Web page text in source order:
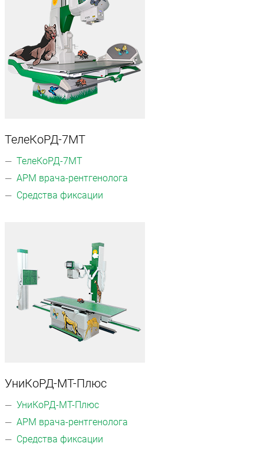
ТелеКоРД-7МТ
ТелеКоРД-7МТ
АРМ врача-рентгенолога
Средства фиксации
УниКоРД-МТ-Плюс
УниКоРД-МТ-Плюс
АРМ врача-рентгенолога
Средства фиксации